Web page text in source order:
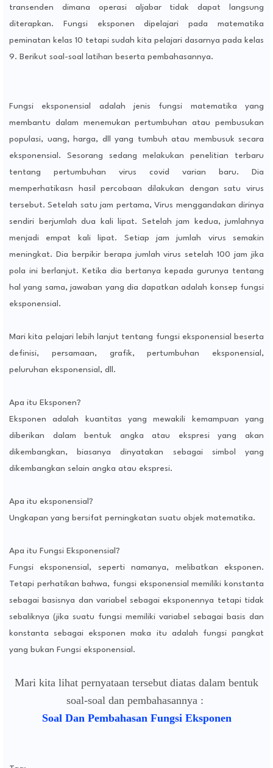
transenden dimana operasi aljabar tidak dapat langsung
diterapkan. Fungsi eksponen dipelajari pada matematika
peminatan kelas 10 tetapi sudah kita pelajari dasarnya pada kelas
9. Berikut soal-soal latihan beserta pembahasannya.
Fungsi eksponensial adalah jenis fungsi matematika yang
membantu dalam menemukan pertumbuhan atau pembusukan
populasi, uang, harga, dll yang tumbuh atau membusuk secara
eksponensial. Sesorang sedang melakukan penelitian terbaru
tentang pertumbuhan virus covid varian baru. Dia
memperhatikasn hasil percobaan dilakukan dengan satu virus
tersebut. Setelah satu jam pertama, Virus menggandakan dirinya
sendiri berjumlah dua kali lipat. Setelah jam kedua, jumlahnya
menjadi empat kali lipat. Setiap jam jumlah virus semakin
meningkat. Dia berpikir berapa jumlah virus setelah 100 jam jika
pola ini berlanjut. Ketika dia bertanya kepada gurunya tentang
hal yang sama, jawaban yang dia dapatkan adalah konsep fungsi
eksponensial.
Mari kita pelajari lebih lanjut tentang fungsi eksponensial beserta
definisi, persamaan, grafik, pertumbuhan eksponensial,
peluruhan eksponensial, dll.
Apa itu Eksponen?
Eksponen adalah kuantitas yang mewakili kemampuan yang
diberikan dalam bentuk angka atau ekspresi yang akan
dikembangkan, biasanya dinyatakan sebagai simbol yang
dikembangkan selain angka atau ekspresi.
Apa itu eksponensial?
Ungkapan yang bersifat perningkatan suatu objek matematika.
Apa itu Fungsi Eksponensial?
Fungsi eksponensial, seperti namanya, melibatkan eksponen.
Tetapi perhatikan bahwa, fungsi eksponensial memiliki konstanta
sebagai basisnya dan variabel sebagai eksponennya tetapi tidak
sebaliknya (jika suatu fungsi memiliki variabel sebagai basis dan
konstanta sebagai eksponen maka itu adalah fungsi pangkat
yang bukan Fungsi eksponensial.
Mari kita lihat pernyataan tersebut diatas dalam bentuk
soal-soal dan pembahasannya :
Soal Dan Pembahasan Fungsi Eksponen